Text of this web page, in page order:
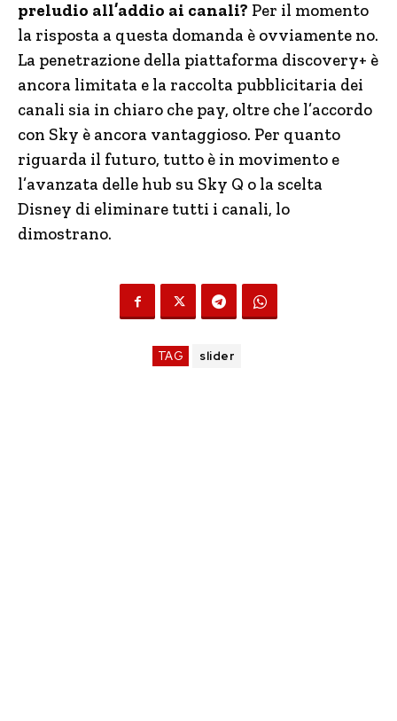
preludio all’addio ai canali? Per il momento
la risposta a questa domanda è ovviamente no.
La penetrazione della piattaforma discovery+ è
ancora limitata e la raccolta pubblicitaria dei
canali sia in chiaro che pay, oltre che l’accordo
con Sky è ancora vantaggioso. Per quanto
riguarda il futuro, tutto è in movimento e
l’avanzata delle hub su Sky Q o la scelta
Disney di eliminare tutti i canali, lo
dimostrano.
TAG slider